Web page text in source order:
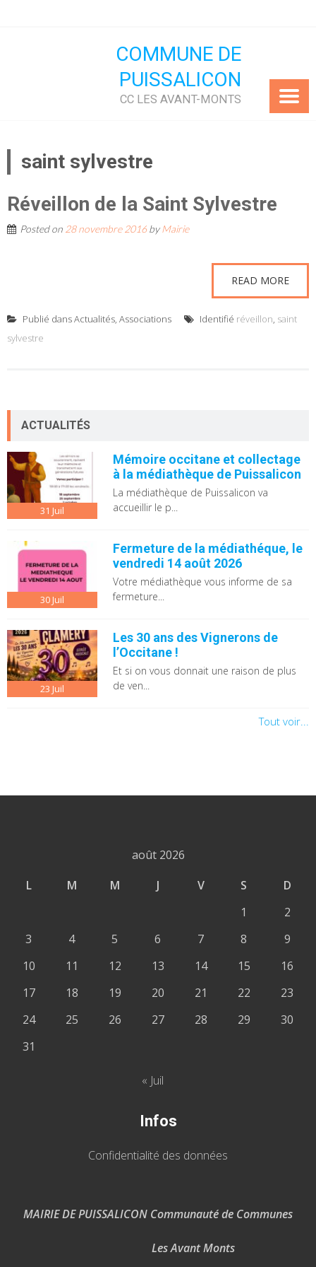
COMMUNE DE
PUISSALICON
CC LES AVANT-MONTS
saint sylvestre
Réveillon de la Saint Sylvestre
Posted on 28 novembre 2016byMairie
READ MORE
Publié dansActualités, Associations Identifié réveillon, saint
sylvestre
ACTUALITÉS
31 Juil
Mémoire occitane et collectage
à la médiathèque de Puissalicon
La médiathèque de Puissalicon va
accueillir le p...
30Juil
Fermeture de la médiathéque, le
vendredi 14 août 2026
Votre médiathèque vous informe de sa
fermeture...
23 Juil
Les 30 ans des Vignerons de
l’Occitane !
Et si on vous donnait une raison de plus
de ven...
Tout voir...
août 2026
L
M M J V S
D
1
2
3
4 5 6 7 8
9
10
11 12 13 14 15
16
17
18 19 20 21 22
23
24
25 26 27 28 29
30
31
« Juil
Infos
Confidentialité des données
MAIRIE DE PUISSALICON Communauté de Communes
Les Avant Monts